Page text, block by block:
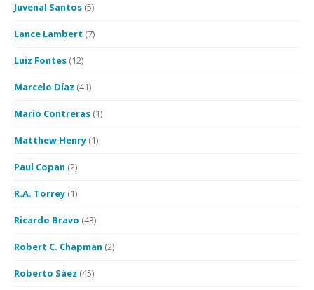
Juvenal Santos (5)
Lance Lambert (7)
Luiz Fontes (12)
Marcelo Díaz (41)
Mario Contreras (1)
Matthew Henry (1)
Paul Copan (2)
R.A. Torrey (1)
Ricardo Bravo (43)
Robert C. Chapman (2)
Roberto Sáez (45)